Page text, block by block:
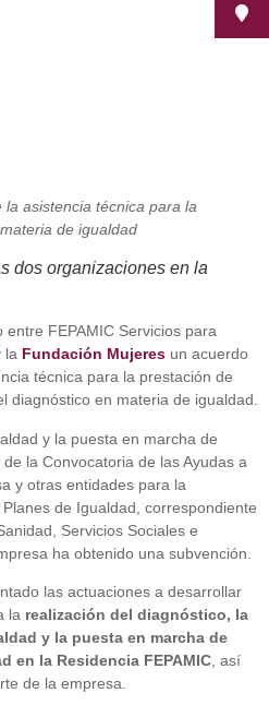
asistencia técnica para la
de igualdad
dos organizaciones en la
FEPAMIC Servicios para
la Fundación Mujeres un acuerdo
técnica para la prestación de
diagnóstico en materia de igualdad.
y la puesta en marcha de
la Convocatoria de las Ayudas a
y otras entidades para la
de Igualdad, correspondiente
Servicios Sociales e
ha obtenido una subvención.
las actuaciones a desarrollar
la realización del diagnóstico, la
y la puesta en marcha de
en la Residencia FEPAMIC , así
de la empresa.